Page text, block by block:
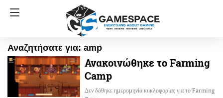
Αναζητήσατε για: amp
Ανακοινώθηκε το Farming
Camp
Δεν δόθηκε ημερομηνία κυκλοφορίας για το Farming